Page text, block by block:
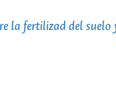
la fertilizad del